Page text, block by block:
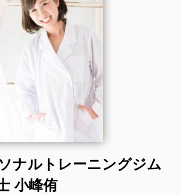
ナルトレーニングジム
小峰侑